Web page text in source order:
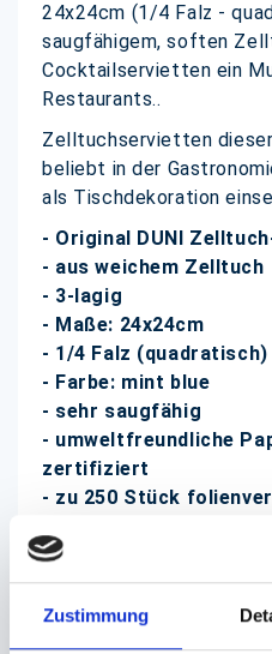
Zustimmung
24x24cm (1/4 Falz -
saugfähigem, soften
Cocktailservietten ein
Restaurants..
Zelltuchservietten
beliebt in der
als Tischdekoration
- Original DUNI
- aus weichem Zelltuch
- 3-lagig
- Maße: 24x24cm
- 1/4 Falz (quadratisch)
- Farbe: mint blue
- sehr saugfähig
- umweltfreundliche
zertifiziert
- zu 250 Stück
DUNI Zelltuch-Servietten
verschiedenen Farben